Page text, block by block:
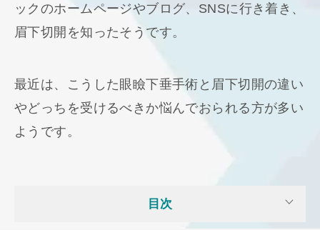
ックのホームページやブログ、SNSに行き着き、
眉下切開を知ったそうです。
最近は、こうした眼瞼下垂手術と眉下切開の違い
やどっちを受けるべきか悩んでおられる方が多い
ようです。
目次